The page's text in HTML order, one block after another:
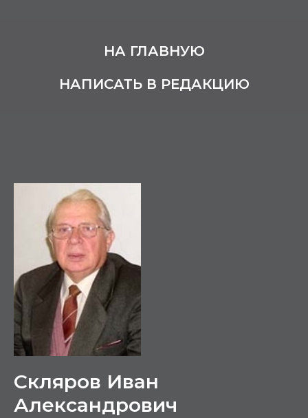
НА ГЛАВНУЮ
НАПИСАТЬ В РЕДАКЦИЮ
Скляров Иван
Александрович